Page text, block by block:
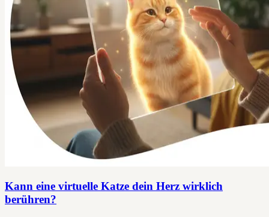
Kann eine virtuelle Katze dein Herz wirklich
berühren?